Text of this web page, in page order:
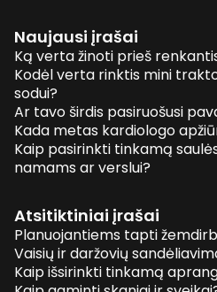
Naujausi įrašai
Ką verta žinoti prieš
Kodėl verta rinktis mini
sodui?
Ar tavo širdis pasiruošusi
Kada metas kardiologo
Kaip pasirinkti tinkamą
namams ar verslui?
Atsitiktiniai įrašai
Planuojantiems tapti
Vaisių ir daržovių
Kaip išsirinkti tinkamą